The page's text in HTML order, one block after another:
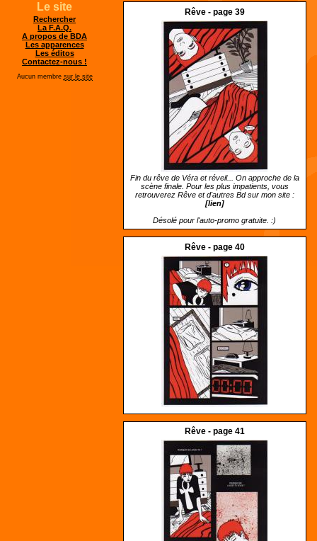
Rêve - page 39
Fin du rêve de Véra et réveil... On approche de la
scène finale. Pour les plus impatients, vous
retrouverez Rêve et d'autres Bd sur mon site :
[lien]
Désolé pour l'auto-promo gratuite. :)
Rêve - page 40
Rêve - page 41
Le site
Rechercher
La F.A.Q.
A propos de BDA
Les apparences
Les éditos
Contactez-nous !
Aucun membre sur le site